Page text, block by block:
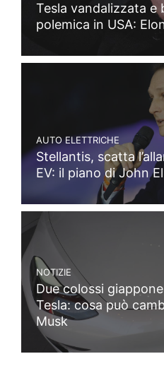
Tesla vandalizzata e
polemica in USA:
AUTO ELETTRICHE
Stellantis, scatta
EV: il piano di John
NOTIZIE
Due colossi
Tesla: cosa può
Musk